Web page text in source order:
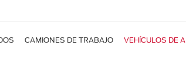
CAMIONES DE TRABAJO VEHÍCULOS DE